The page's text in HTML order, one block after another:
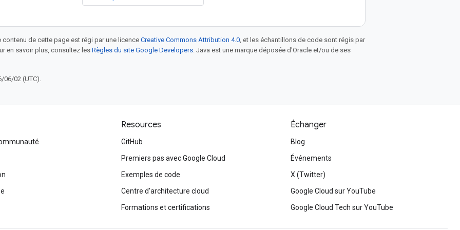
de cette page est régi par une licence Creative Commons Attribution 4.0, et les échantillons de code sont régis par
en savoir plus, consultez les Règles du site Google Developers. Java est une marque déposée d'Oracle et/ou de ses
06/02 (UTC).
Resources
GitHub
Premiers pas avec Google Cloud
Exemples de code
Centre d'architecture cloud
Formations et certifications
Échanger
Blog
Événements
X (Twitter)
Google Cloud sur YouTube
Google Cloud Tech sur YouTube